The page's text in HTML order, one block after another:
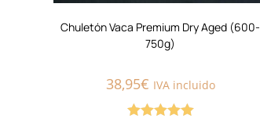
Chuletón Vaca Premium Dry Aged (600-
750g)
38,95€ IVA incluido